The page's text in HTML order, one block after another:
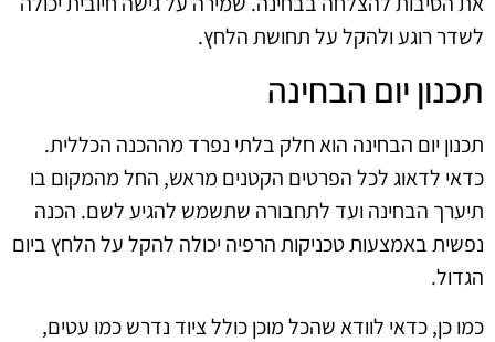
לשדר רוגע ולהקל על תחושת הלחץ.
תכנון יום הבחינה
תכנון יום הבחינה הוא חלק בלתי נפרד מההכנה הכללית.
כדאי לדאוג לכל הפרטים הקטנים מראש, החל מהמקום בו
תיערך הבחינה ועד לתחבורה שתשמש להגיע לשם. הכנה
נפשית באמצעות טכניקות הרפיה יכולה להקל על הלחץ ביום
הגדול.
כמו כן, כדאי לוודא שהכל מוכן כולל ציוד נדרש כמו עטים,